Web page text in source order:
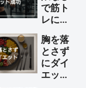
方と円
満退職
のため
のポイ
ント
で筋ト
レによ
エット
を成功
させる
方法
胸を落
とさず
にダイ
エット